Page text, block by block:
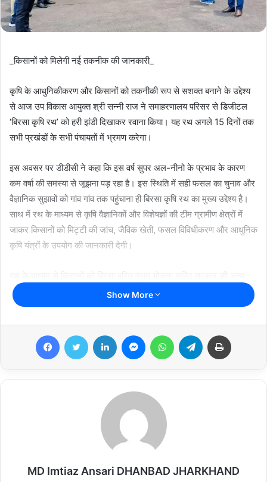
_किसानों को मिलेगी नई तकनीक की जानकारी_
कृषि के आधुनिकीकरण और किसानों को तकनीकी रूप से सशक्त बनाने के उद्देश्य
से आज उप विकास आयुक्त श्री सन्नी राज ने समाहरणालय परिसर से डिजीटल
‘बिरसा कृषि रथ’ को हरी झंडी दिखाकर रवाना किया। यह रथ अगले 15 दिनों तक
सभी प्रखंडों के सभी पंचायतों में भ्रमण करेगा।
इस अवसर पर डीडीसी ने कहा कि इस वर्ष सुपर अल-नीनो के प्रभाव के कारण
कम वर्षा की समस्या से जूझना पड़ रहा है। इस स्थिति में सही फसल का चुनाव और
वैज्ञानिक सुझावों को गांव गांव तक पहुंचाना ही बिरसा कृषि रथ का मुख्य उद्देश्य है।
साथ में रथ के माध्यम से कृषि वैज्ञानिकों और विशेषज्ञों की टीम ग्रामीण क्षेत्रों में
जाकर किसानों को मिट्टी की जांच, जैविक खेती, फसल विविधीकरण और आधुनिक
कृषि यंत्रों के उपयोग की जानकारी देगी।
कल्याणकारी योजनाओं के बारे में विस्तार से बताया जाएगा। भ्रमण के दौरान रथ के
साथ चल रहे कृषि विशेषज्ञ किसानों की समस्याओं का मौके पर ही समाधान करेंगे
रथ के माध्यम से माननीय मुख्यमंत्री और माननीय कृषि मंत्री का कृषकों के नाम
तक योजनाओं की सही एवं समय पर जानकारी पहुंचे ताकि कृषक विपरीत मौसम के
प्रति सजग रहें एवं अधिकतम लाभ ले सकें।
उन्होंने कहा कि बिरसा कृषि रथ का उद्देश्य जिले के अंतिम छोर पर बैठे किसानों तक
पहुंचना है। उन्नत कृषि पद्धतियों को अपनाकर किसान अपनी आय को दोगुना कर
के बीच एक सीधा सेतु है। जिले के सभी प्रखंडों में यह रथ भ्रमण करेगा, ताकि
Show More
MD Imtiaz Ansari DHANBAD JHARKHAND